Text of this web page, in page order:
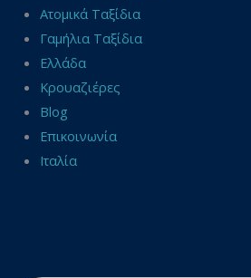
Ατομικά Ταξίδια
Γαμήλια Ταξίδια
Ελλάδα
Κρουαζιέρες
Blog
Επικοινωνία
Ιταλία